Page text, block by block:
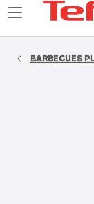
Ouvrir
BARBECUES